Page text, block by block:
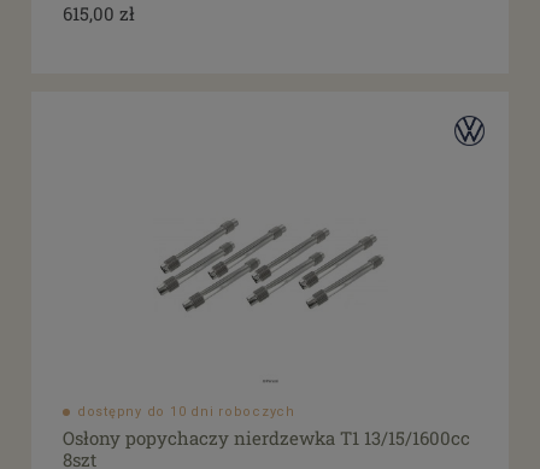
615,00 zł
dostępny do 10 dni roboczych
Osłony popychaczy nierdzewka T1 13/15/1600cc
8szt